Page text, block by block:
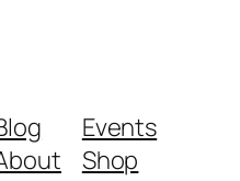
Events
Shop